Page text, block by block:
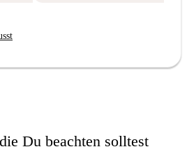
Du beachten solltest